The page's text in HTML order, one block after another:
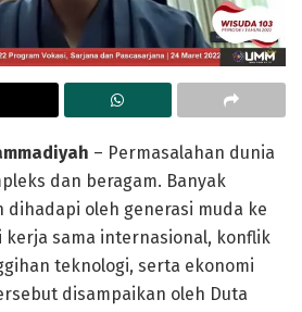
– Permasalahan dunia
dan beragam. Banyak
oleh generasi muda ke
kerja sama internasional, konflik
teknologi, serta ekonomi
disampaikan oleh Duta